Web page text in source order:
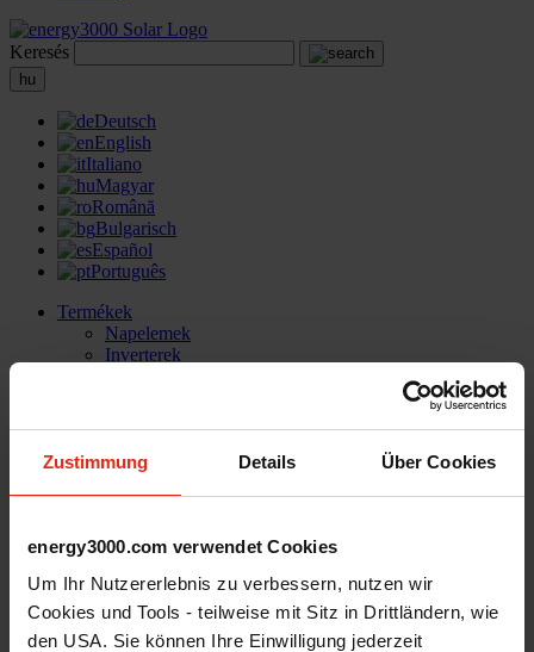
Zustimmung Details Über Cookies
energy3000.com verwendet Cookies
Um Ihr Nutzererlebnis zu verbessern, nutzen wir
Cookies und Tools - teilweise mit Sitz in Drittländern, wie
den USA. Sie können Ihre Einwilligung jederzeit
Keresés
hu
Deutsch
English
Italiano
Magyar
Română
Bulgarisch
Español
Português
Termékek
Napelemek
Inverterek
Szoftveres megoldások
Referenciák
Csapatunk
Szolgáltatások
Technikai támogatás